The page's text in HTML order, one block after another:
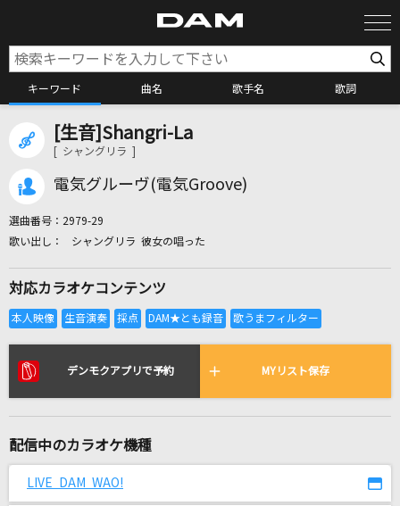
キーワード 曲名 歌手名 歌詞
カラオケ検索
カラオケ店舗検索
全国りれき
リアルタイムで歌われている曲の一覧
チャンカパーナ
[生音]Shangri-La
[ シャングリラ ]
電気グルーヴ(電気Groove)
選曲番号： 2979-29
シャングリラ 彼女の唱った
対応カラオケコンテンツ
デンモクアプリで予約 MYリスト保存
配信中のカラオケ機種
LIVE DAM WAO!